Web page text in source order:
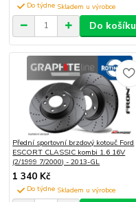
Do týdne
Do košíku
Přední sportovní brzdový kotouč Ford
ESCORT CLASSIC kombi 1.6 16V
(2/1999 7/2000) - 2013-GL
1 340 Kč
Do týdne